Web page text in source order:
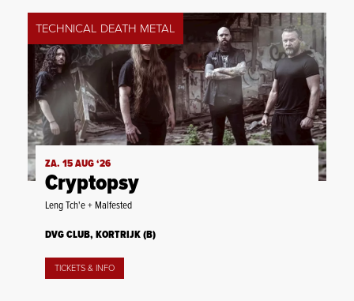
TECHNICAL DEATH METAL
ZA. 15 AUG ‘26
Cryptopsy
Leng Tch'e + Malfested
DVG CLUB, KORTRIJK (B)
TICKETS & INFO